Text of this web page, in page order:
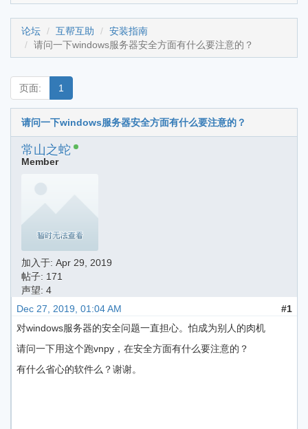
论坛 互帮互助
安装指南
请问一下windows服务器安全方面有什么要注意的？
页面: 1
请问一下windows服务器安全方面有什么要注意的？
常山之蛇
Member
加入于: Apr 29, 2019
帖子: 171
声望: 4
Dec 27, 2019, 01:04 AM
#1
对windows服务器的安全问题一直担心。怕成为别人的肉机
请问一下用这个跑vnpy，在安全方面有什么要注意的？
有什么省心的软件么？谢谢。